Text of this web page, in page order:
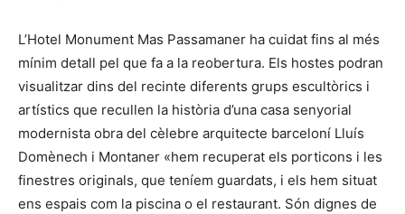
L’Hotel Monument Mas Passamaner ha cuidat fins al més
mínim detall pel que fa a la reobertura. Els hostes podran
visualitzar dins del recinte diferents grups escultòrics i
artístics que recullen la història d’una casa senyorial
modernista obra del cèlebre arquitecte barceloní Lluís
Domènech i Montaner «hem recuperat els porticons i les
finestres originals, que teníem guardats, i els hem situat
ens espais com la piscina o el restaurant. Són dignes de